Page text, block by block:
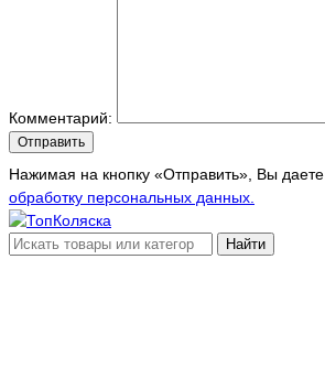
Комментарий:
Отправить
Нажимая на кнопку «Отправить», Вы даете
обработку персональных данных.
Найти